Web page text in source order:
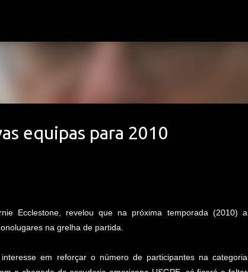
equipas para 2010
Ecclestone, revelou que na próxima temporada (2010) a
na grelha de partida.
em reforçar o número de participantes na categoria